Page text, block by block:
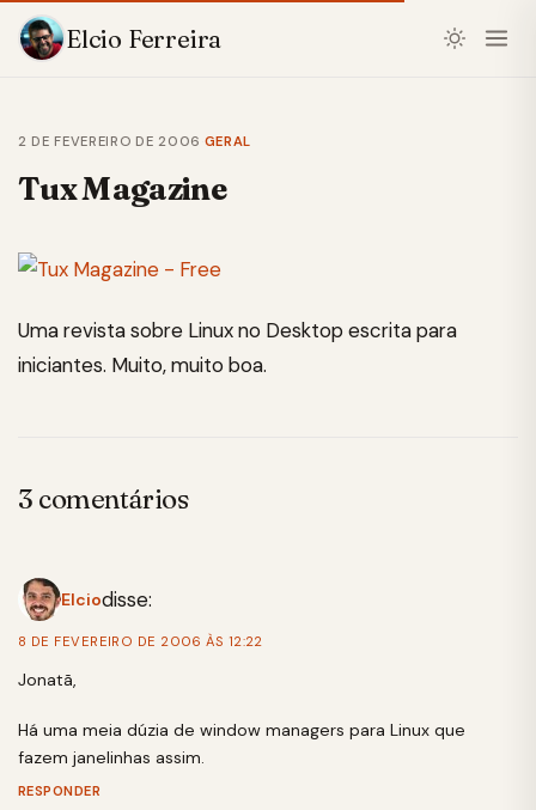
Elcio Ferreira
2 DE FEVEREIRO DE 2006 GERAL
Tux Magazine
Uma revista sobre Linux no Desktop escrita para
iniciantes. Muito, muito boa.
3 comentários
Elciodisse:
8 DE FEVEREIRO DE 2006 ÀS 12:22
Jonatã,
Há uma meia dúzia de window managers para Linux que
fazem janelinhas assim.
RESPONDER